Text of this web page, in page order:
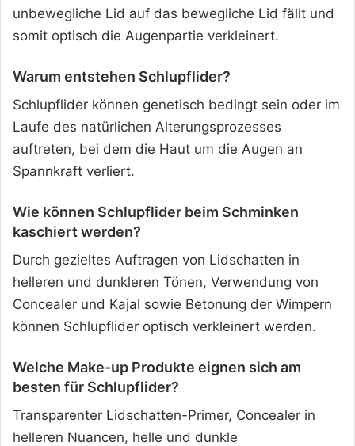
unbewegliche Lid auf das bewegliche Lid fällt und
somit optisch die Augenpartie verkleinert.
Warum entstehen Schlupflider?
Schlupflider können genetisch bedingt sein oder im
Laufe des natürlichen Alterungsprozesses
auftreten, bei dem die Haut um die Augen an
Spannkraft verliert.
Wie können Schlupflider beim Schminken
kaschiert werden?
Durch gezieltes Auftragen von Lidschatten in
helleren und dunkleren Tönen, Verwendung von
Concealer und Kajal sowie Betonung der Wimpern
können Schlupflider optisch verkleinert werden.
Welche Make-up Produkte eignen sich am
besten für Schlupflider?
Transparenter Lidschatten-Primer, Concealer in
helleren Nuancen, helle und dunkle